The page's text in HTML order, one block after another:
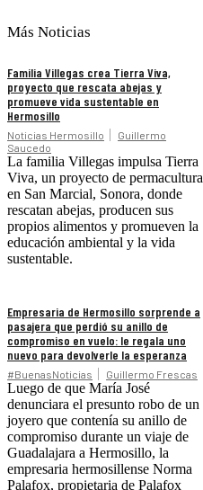
Más Noticias
Familia Villegas crea Tierra Viva,
proyecto que rescata abejas y
promueve vida sustentable en
Hermosillo
Noticias Hermosillo
Guillermo
Saucedo
La familia Villegas impulsa Tierra
Viva, un proyecto de permacultura
en San Marcial, Sonora, donde
rescatan abejas, producen sus
propios alimentos y promueven la
educación ambiental y la vida
sustentable.
Empresaria de Hermosillo sorprende a
pasajera que perdió su anillo de
compromiso en vuelo: le regala uno
nuevo para devolverle la esperanza
#BuenasNoticias Guillermo Frescas
Luego de que María José
denunciara el presunto robo de un
joyero que contenía su anillo de
compromiso durante un viaje de
Guadalajara a Hermosillo, la
empresaria hermosillense Norma
Palafox, propietaria de Palafox